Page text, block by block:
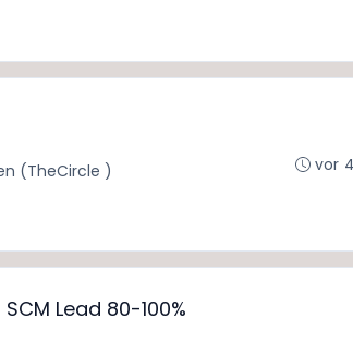
(TheCircle )
vor
Lead 80-100%